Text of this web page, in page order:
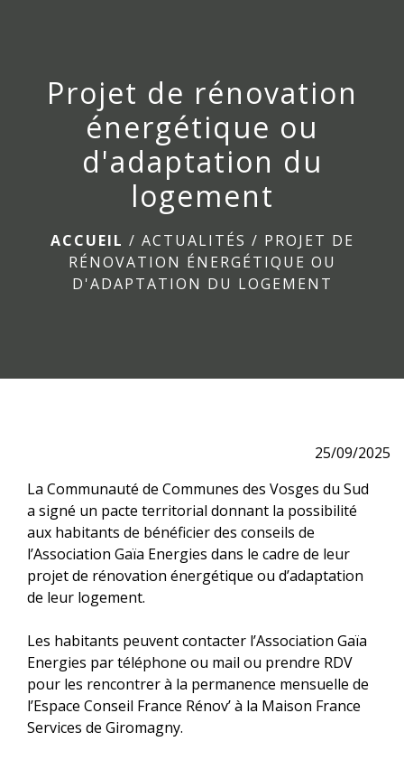
Projet de rénovation
énergétique ou
d'adaptation du
logement
ACCUEIL / ACTUALITÉS / PROJET DE
RÉNOVATION ÉNERGÉTIQUE OU
D'ADAPTATION DU LOGEMENT
25/09/2025
La Communauté de Communes des Vosges du Sud
a signé un pacte territorial donnant la possibilité
aux habitants de bénéficier des conseils de
l’Association Gaïa Energies dans le cadre de leur
projet de rénovation énergétique ou d’adaptation
de leur logement.
Les habitants peuvent contacter l’Association Gaïa
Energies par téléphone ou mail ou prendre RDV
pour les rencontrer à la permanence mensuelle de
l’Espace Conseil France Rénov’ à la Maison France
Services de Giromagny.